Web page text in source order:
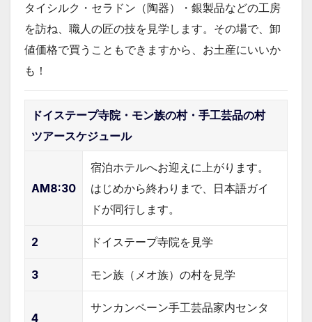
タイシルク・セラドン（陶器）・銀製品などの工房
を訪ね、職人の匠の技を見学します。その場で、卸
値価格で買うこともできますから、お土産にいいか
も！
ドイステープ寺院・モン族の村・手工芸品の村
ツアースケジュール
AM8:30
宿泊ホテルへお迎えに上がります。
はじめから終わりまで、日本語ガイ
ドが同行します。
2 ドイステープ寺院を見学
3 モン族（メオ族）の村を見学
4
サンカンペーン手工芸品家内センタ